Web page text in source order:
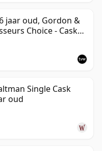
jaar oud, Gordon &
Choice - Cask
Single Cask
oud